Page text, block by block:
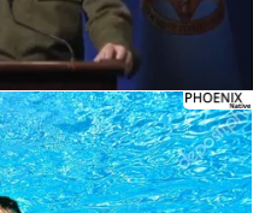
Отмена